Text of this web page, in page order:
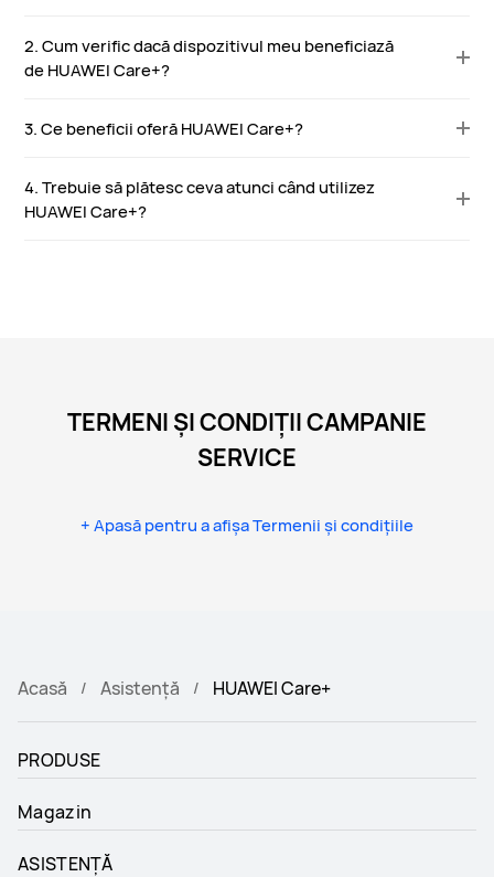
2. Cum verific dacă dispozitivul meu beneficiază
de HUAWEI Care+?
3. Ce beneficii oferă HUAWEI Care+?
4. Trebuie să plătesc ceva atunci când utilizez
HUAWEI Care+?
TERMENI ȘI CONDIȚII CAMPANIE
SERVICE
+ Apasă pentru a afișa Termenii și condițiile
Acasă Asistență HUAWEI Care+
PRODUSE
Magazin
ASISTENȚĂ